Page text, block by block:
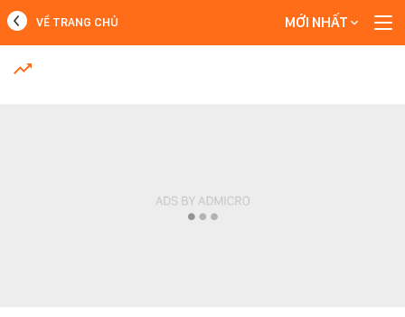
MỚI NHẤT
VỀ TRANG CHỦ MỚI NHẤT